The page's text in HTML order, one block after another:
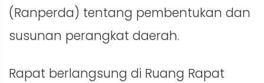
(Ranperda) tentang pembentukan dan
susunan perangkat daerah.
Rapat berlangsung di Ruang Rapat